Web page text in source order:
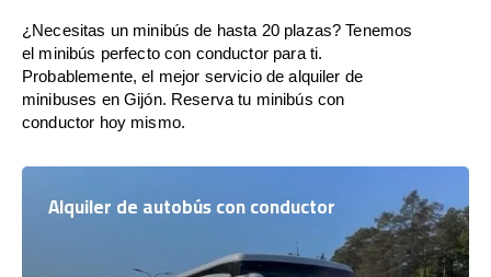
¿Necesitas un minibús de hasta 20 plazas? Tenemos
el minibús perfecto con conductor para ti.
Probablemente, el mejor servicio de alquiler de
minibuses en Gijón. Reserva tu minibús con
conductor hoy mismo.
Alquiler de autobús con conductor